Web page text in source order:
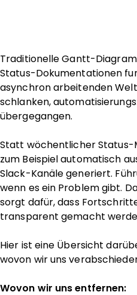
Traditionelle Gantt-
Status-Dokumentationen
asynchron arbeitenden
schlanken,
übergegangen.
Statt wöchentlicher Status-
zum Beispiel automatisch
Slack-Kanäle generiert.
wenn es ein Problem gibt.
sorgt dafür, dass
transparent gemacht
Hier ist eine Übersicht
wovon wir uns
Wovon wir uns entfernen: